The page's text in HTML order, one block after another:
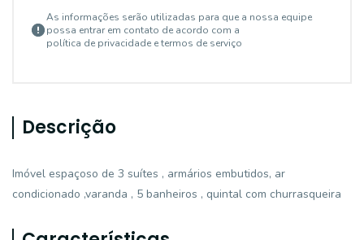
As informações serão utilizadas para que a nossa equipe
possa entrar em contato de acordo com a
política de privacidade e termos de serviço
Descrição
Imóvel espaçoso de 3 suítes , armários embutidos, ar
condicionado ,varanda , 5 banheiros , quintal com churrasqueira